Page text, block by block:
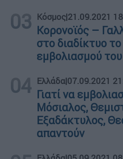
03 Κόσμος|21.09.2021
Κορονοϊός –
στο διαδίκτυο
εμβολιασμού
04 Ελλάδα|07.09.2021
Γιατί να
Μόσιαλος,
Εξαδάκτυλος,
απαντούν